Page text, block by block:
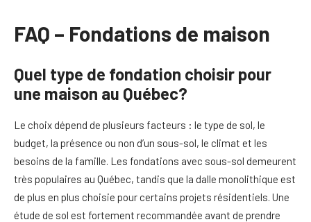
FAQ – Fondations de maison
Quel type de fondation choisir pour
une maison au Québec?
Le choix dépend de plusieurs facteurs : le type de sol, le
budget, la présence ou non d’un sous-sol, le climat et les
besoins de la famille. Les fondations avec sous-sol demeurent
très populaires au Québec, tandis que la dalle monolithique est
de plus en plus choisie pour certains projets résidentiels. Une
étude de sol est fortement recommandée avant de prendre